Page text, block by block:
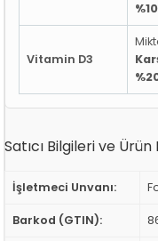
Vitamin D3
Satıcı Bilgileri ve Ürün
İşletmeci Unvanı:
Barkod (GTIN):